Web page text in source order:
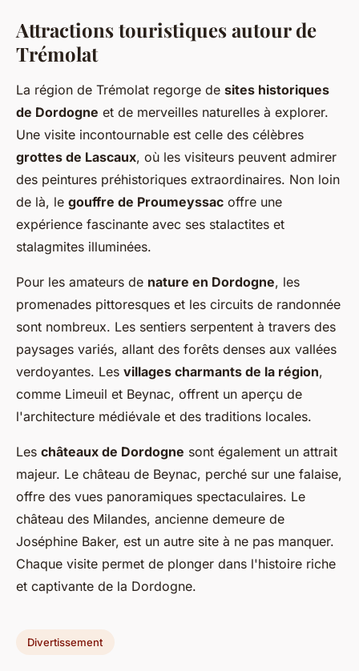
Attractions touristiques autour de
Trémolat
La région de Trémolat regorge de sites historiques
de Dordogne et de merveilles naturelles à explorer.
Une visite incontournable est celle des célèbres
grottes de Lascaux, où les visiteurs peuvent admirer
des peintures préhistoriques extraordinaires. Non loin
de là, le gouffre de Proumeyssac offre une
expérience fascinante avec ses stalactites et
stalagmites illuminées.
Pour les amateurs de nature en Dordogne, les
promenades pittoresques et les circuits de randonnée
sont nombreux. Les sentiers serpentent à travers des
paysages variés, allant des forêts denses aux vallées
verdoyantes. Les villages charmants de la région,
comme Limeuil et Beynac, offrent un aperçu de
l'architecture médiévale et des traditions locales.
Les châteaux de Dordogne sont également un attrait
majeur. Le château de Beynac, perché sur une falaise,
offre des vues panoramiques spectaculaires. Le
château des Milandes, ancienne demeure de
Joséphine Baker, est un autre site à ne pas manquer.
Chaque visite permet de plonger dans l'histoire riche
et captivante de la Dordogne.
Divertissement